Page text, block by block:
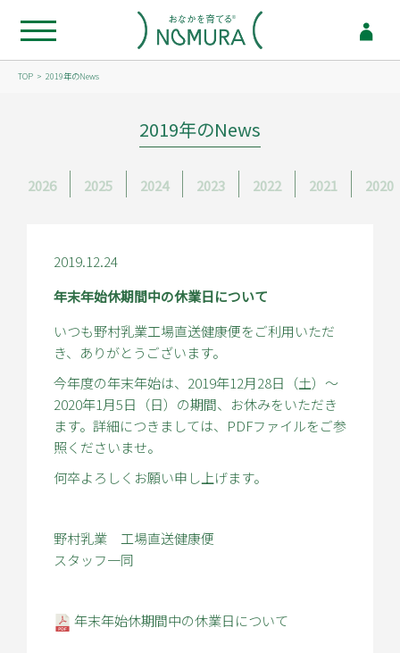
TOP 2019年のNews
2019年のNews
2026 2025 2024 2023 2022 2021 2020
2019.12.24
年末年始休期間中の休業日について
いつも野村乳業工場直送健康便をご利用いただ
き、ありがとうございます。
今年度の年末年始は、2019年12月28日（土）～
2020年1月5日（日）の期間、お休みをいただき
ます。詳細につきましては、PDFファイルをご参
照くださいませ。
何卒よろしくお願い申し上げます。
野村乳業 工場直送健康便
スタッフ一同
年末年始休期間中の休業日について